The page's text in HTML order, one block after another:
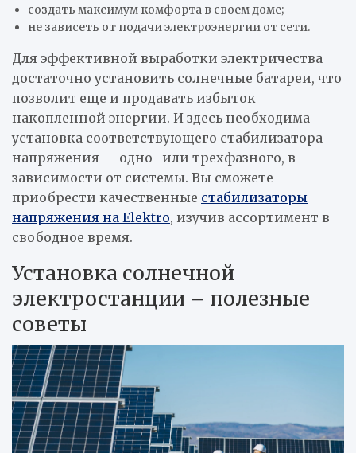
создать максимум комфорта в своем доме;
не зависеть от подачи электроэнергии от сети.
Для эффективной выработки электричества
достаточно установить солнечные батареи, что
позволит еще и продавать избыток
накопленной энергии. И здесь необходима
установка соответствующего стабилизатора
напряжения — одно- или трехфазного, в
зависимости от системы. Вы сможете
приобрести качественные стабилизаторы
напряжения на Elektro, изучив ассортимент в
свободное время.
Установка солнечной
электростанции – полезные
советы